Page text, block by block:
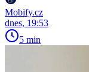
Mobify.cz
dnes, 19:53
5 min